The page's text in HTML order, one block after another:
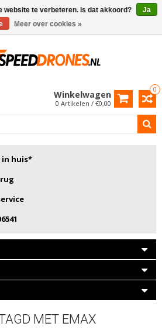
0
Winkelwagen
0 Artikelen / €0,00
in huis*
MET EMAX
website te verbeteren. Is dat akkoord?
Ja
Meer over cookies »